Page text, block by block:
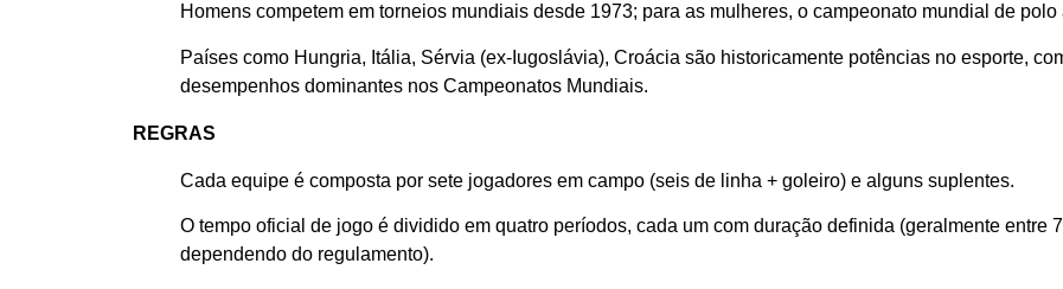
Homens competem em torneios mundiais desde 1973; para as mulheres, o campeonato mundial de
Países como Hungria, Itália, Sérvia (ex-Iugoslávia), Croácia são historicamente potências no esporte,
desempenhos dominantes nos Campeonatos Mundiais.
REGRAS
Cada equipe é composta por sete jogadores em campo (seis de linha + goleiro) e alguns suplentes.
O tempo oficial de jogo é dividido em quatro períodos, cada um com duração definida (geralmente entre
dependendo do regulamento).